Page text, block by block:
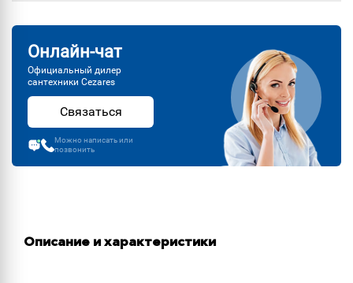
Онлайн-чат
Официальный дилер
сантехники Cezares
Связаться
Можно написать или
позвонить
Описание и характеристики